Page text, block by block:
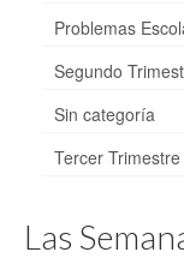
Problemas
Segundo
Sin categoría
Tercer
Las